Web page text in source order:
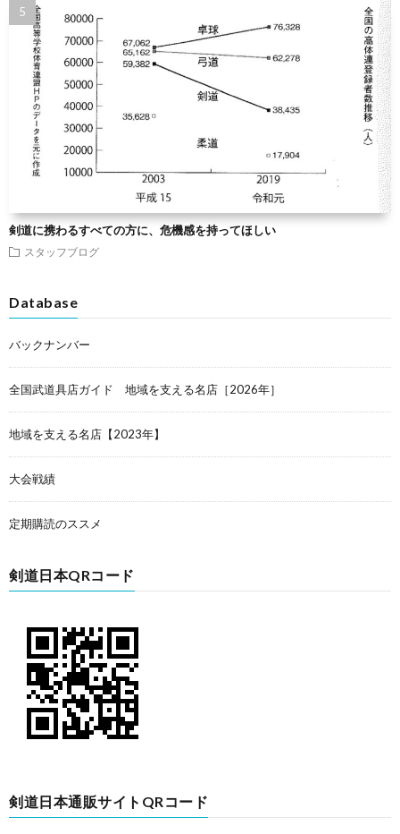
剣道に携わるすべての方に、危機感を持ってほしい
スタッフブログ
Database
バックナンバー
全国武道具店ガイド 地域を支える名店［2026年］
地域を支える名店【2023年】
大会戦績
定期購読のススメ
剣道日本QRコード
剣道日本通販サイトQRコード